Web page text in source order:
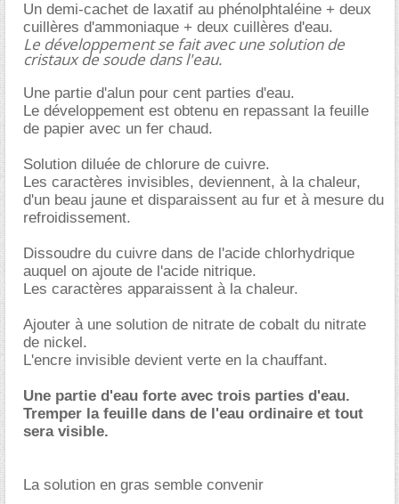
Un demi-cachet de laxatif au phénolphtaléine + deux
cuillères d'ammoniaque + deux cuillères d'eau.
Le développement se fait avec une solution de
cristaux de soude dans l'eau.
Une partie d'alun pour cent parties d'eau.
Le développement est obtenu en repassant la feuille
de papier avec un fer chaud.
Solution diluée de chlorure de cuivre.
Les caractères invisibles, deviennent, à la chaleur,
d'un beau jaune et disparaissent au fur et à mesure du
refroidissement.
Dissoudre du cuivre dans de l'acide chlorhydrique
auquel on ajoute de l'acide nitrique.
Les caractères apparaissent à la chaleur.
Ajouter à une solution de nitrate de cobalt du nitrate
de nickel.
L'encre invisible devient verte en la chauffant.
Une partie d'eau forte avec trois parties d'eau.
Tremper la feuille dans de l'eau ordinaire et tout
sera visible.
La solution en gras semble convenir